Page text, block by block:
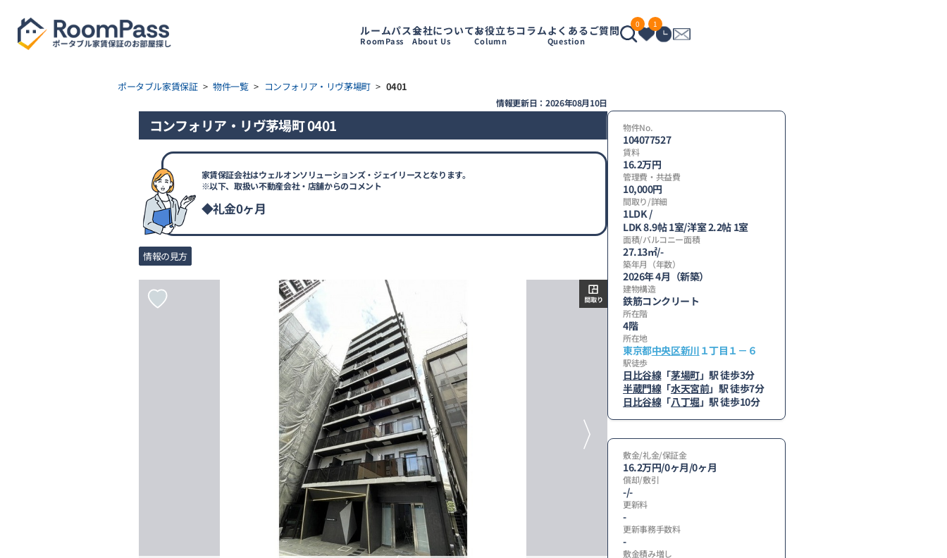
ルームパス
RoomPass
会社について
About Us
お役立ちコラム
Column
よくあるご質問
Question
0 1
ポータブル家賃保証 > 物件一覧 > コンフォリア・リヴ茅場町 > 0401
情報更新日：2026年08月10日
コンフォリア・リヴ茅場町 0401
家賃保証会社はウェルオンソリューションズ・ジェイリースとなります。
※以下、取扱い不動産会社・店舗からのコメント
◆礼金0ヶ月
情報の見方
【間
取
り】
物件No.
104077527
賃料
16.2万円
管理費・共益費
10,000円
間取り/詳細
1LDK /
LDK 8.9帖 1室/洋室 2.2帖 1室
面積/バルコニー面積
27.13㎡/-
築年月（年数）
2026年 4月（新築）
建物構造
鉄筋コンクリート
所在階
4階
所在地
東京都中央区新川 １丁目１－６
駅徒歩
日比谷線「茅場町」駅 徒歩3分
半蔵門線「水天宮前」駅 徒歩7分
日比谷線「八丁堀」駅 徒歩10分
敷金/礼金/保証金
16.2万円/0ヶ月/0ヶ月
償却/敷引
-/-
更新料
-
更新事務手数料
-
敷金積み増し